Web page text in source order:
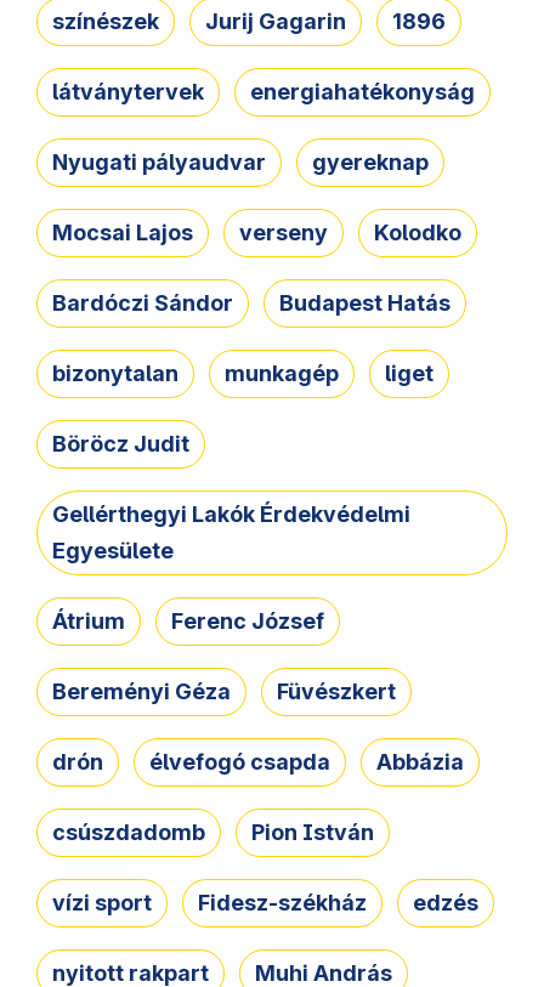
színészek Jurij Gagarin 1896
látványtervek energiahatékonyság
Nyugati pályaudvar gyereknap
Mocsai Lajos verseny Kolodko
Bardóczi Sándor Budapest Hatás
bizonytalan munkagép liget
Böröcz Judit
Gellérthegyi Lakók Érdekvédelmi
Egyesülete
Átrium Ferenc József
Bereményi Géza Füvészkert
drón élvefogó csapda Abbázia
csúszdadomb Pion István
vízi sport Fidesz-székház edzés
nyitott rakpart Muhi András